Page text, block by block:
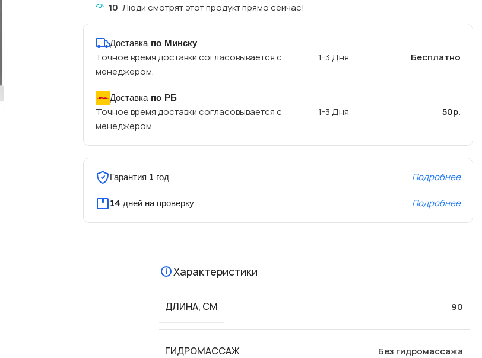
10 Люди смотрят этот продукт прямо сейчас!
Доставкапо Минску
Точное время доставки согласовывается с
менеджером.
1-3 Дня Бесплатно
Доставкапо РБ
Точное время доставки согласовывается с
менеджером.
1-3 Дня 50р.
Гарантия 1 год Подробнее
14 дней на проверку Подробнее
Характеристики
ДЛИНА, СМ 90
ГИДРОМАССАЖ Без гидромассажа